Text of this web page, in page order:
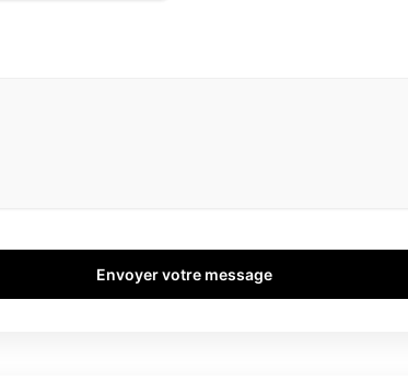
Envoyer votre message